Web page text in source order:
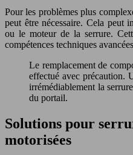
Pour les problèmes plus
peut être nécessaire. Cela peut
ou le moteur de la serrure.
compétences techniques
Le remplacement de
effectué avec précaution.
irrémédiablement la
du portail.
Solutions pour
motorisées